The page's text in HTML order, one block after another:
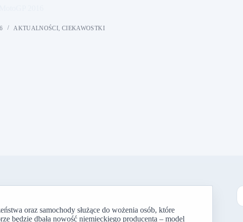
AKTUALNOŚCI CIEKAWOSTKI
oraz samochody służące do wożenia osób, które
będzie dbała nowość niemieckiego producenta – model